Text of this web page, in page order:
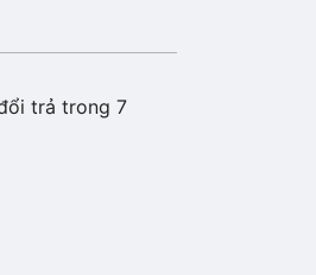
trả trong 7